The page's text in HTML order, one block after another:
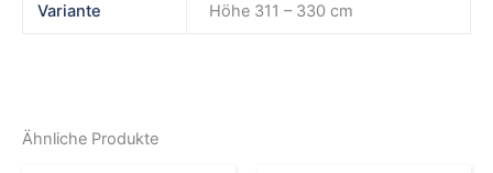
Variante Höhe 311 – 330 cm
Ähnliche Produkte